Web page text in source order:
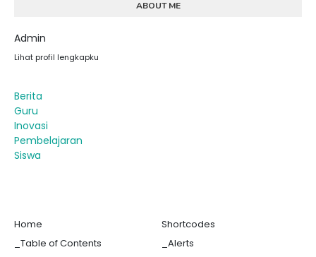
ABOUT ME
Admin
Lihat profil lengkapku
Berita
Guru
Inovasi
Pembelajaran
Siswa
Home
Shortcodes
_Table of Contents
_Alerts